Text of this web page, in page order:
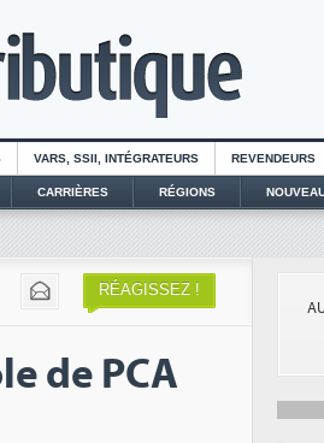
VARS, SSII, INTÉGRATEURS REVENDEURS
CARRIÈRES RÉGIONS
RÉAGISSEZ !
de PCA